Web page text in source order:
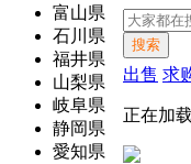
富山県
石川県
福井県
山梨県
岐阜県
静岡県
愛知県
搜索
出售 求
正在加